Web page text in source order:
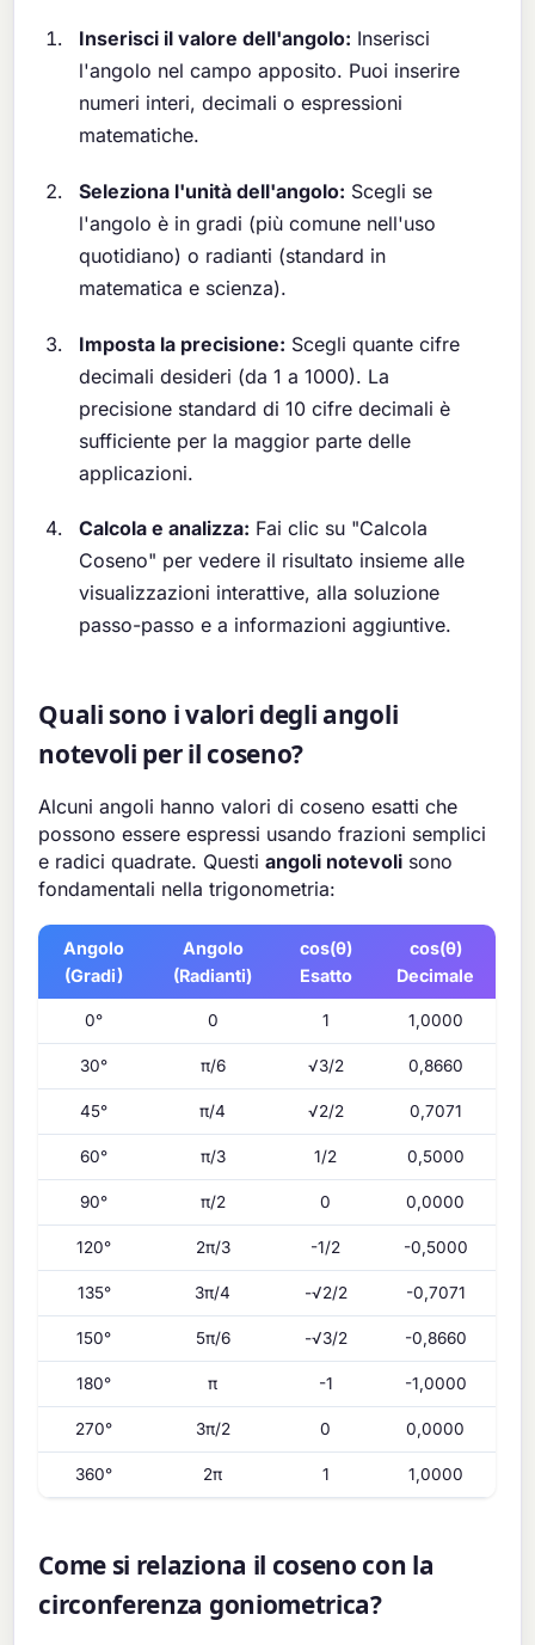
Inserisci il valore dell'angolo: Inserisci
l'angolo nel campo apposito. Puoi inserire
numeri interi, decimali o espressioni
matematiche.
Seleziona l'unità dell'angolo: Scegli se
l'angolo è in gradi (più comune nell'uso
quotidiano) o radianti (standard in
matematica e scienza).
Imposta la precisione: Scegli quante cifre
decimali desideri (da 1 a 1000). La
precisione standard di 10 cifre decimali è
sufficiente per la maggior parte delle
applicazioni.
Calcola e analizza: Fai clic su "Calcola
Coseno" per vedere il risultato insieme alle
visualizzazioni interattive, alla soluzione
passo-passo e a informazioni aggiuntive.
Quali sono i valori degli angoli
notevoli per il coseno?
Alcuni angoli hanno valori di coseno esatti che
possono essere espressi usando frazioni semplici
e radici quadrate. Questiangoli notevoli sono
fondamentali nella trigonometria:
Angolo
(Gradi)
Angolo
(Radianti)
cos(θ)
Esatto
cos(θ)
Decimale
0° 0 1 1,0000
30° π/6 √3/2 0,8660
45° π/4 √2/2 0,7071
60° π/3 1/2 0,5000
90° π/2 0 0,0000
120° 2π/3 -1/2 -0,5000
135° 3π/4 -√2/2 -0,7071
150° 5π/6 -√3/2 -0,8660
180° π -1 -1,0000
270° 3π/2 0 0,0000
360° 2π 1 1,0000
Come si relaziona il coseno con la
circonferenza goniometrica?